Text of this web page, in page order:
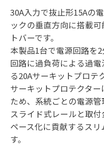
30A入力で抜止形15Aの
ックの垂直方向に搭載
トバーです。
本製品1台で電源回路を
回路に過負荷による過
る20Aサーキットプロテ
サーキットプロテクタ
ため、系統ごとの電源管
スライド式レールと取
ペース化に貢献するス
す。